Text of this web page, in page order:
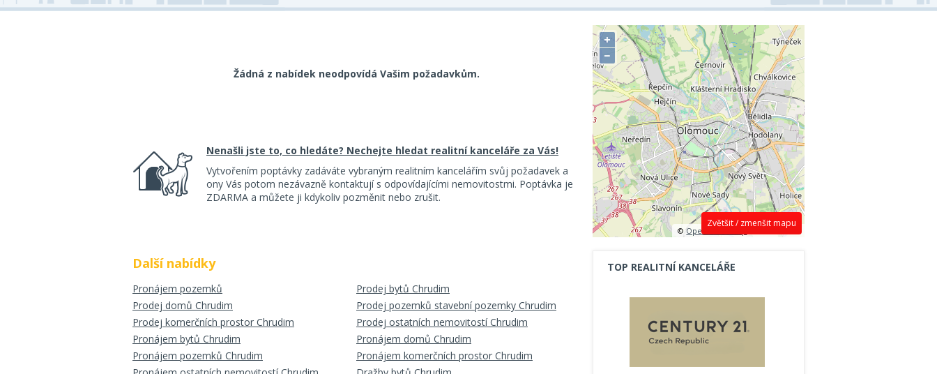
Žádná z nabídek neodpovídá Vašim požadavkům.
Nenašli jste to, co hledáte? Nechejte hledat realitní kanceláře za Vás!
Vytvořením poptávky zadáváte vybraným realitním kancelářím svůj požadavek a
ony Vás potom nezávazně kontaktují s odpovídajícími nemovitostmi. Poptávka je
ZDARMA a můžete ji kdykoliv pozměnit nebo zrušit.
Další nabídky
Pronájem pozemků
Prodej bytů Chrudim
Prodej domů Chrudim
Prodej pozemků stavební pozemky Chrudim
Prodej komerčních prostor Chrudim
Prodej ostatních nemovitostí Chrudim
Pronájem bytů Chrudim
Pronájem domů Chrudim
Pronájem pozemků Chrudim
Pronájem komerčních prostor Chrudim
Zvětšit / zmenšit mapu
+
−
©OpenStreetMap contributors.
TOP REALITNÍ KANCELÁŘE